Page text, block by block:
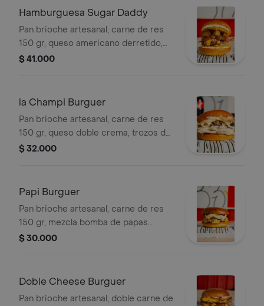
de piña artesanal pa ese toque dulce
y alioli de ajo ¡que remata con sabor!
Hamburguesa Sugar Daddy
Pan brioche artesanal, carne de res
150 gr, queso americano derretido,
mermelada de cebolla y tocineta,
tártara.
$ 41.000
la Champi Burguer
Pan brioche artesanal, carne de res
150 gr, queso doble crema, trozos de
champiñones envueltos en salsa
$ 32.000
Papi Burguer
Pan brioche artesanal, carne de res
150 gr, mezcla bomba de papas
tostadas en cubos que crujen como
tártara, queso doble crema, salsa
$ 30.000
Doble Cheese Burguer
Pan brioche artesanal, doble carne de